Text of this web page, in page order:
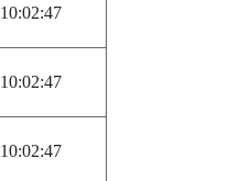
10:02:47
10:02:47
10:02:47